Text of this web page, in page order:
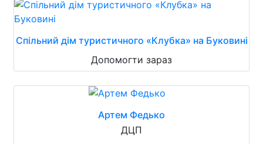
Спільний дім туристичного «Клубка» на Буковині
Допомогти зараз
Артем Федько
ДЦП